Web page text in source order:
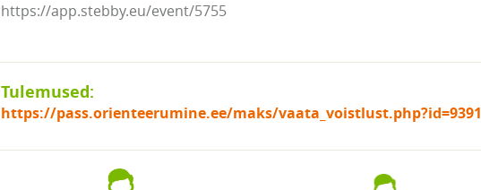
https://app.stebby.eu/event/5755
Tulemused:
https://pass.orienteerumine.ee/maks/vaata_voistlust.php?id=9391